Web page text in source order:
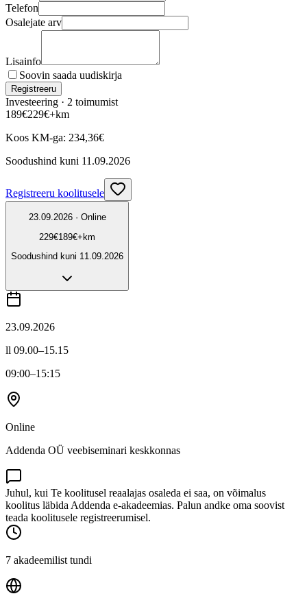
Telefon
Osalejate arv
Lisainfo
Soovin saada uudiskirja
Registreeru
Investeering · 2 toimumist
189€229€+km
Koos KM-ga: 234,36€
Soodushind kuni 11.09.2026
Registreeru koolitusele
23.09.2026 · Online
229€189€+km
Soodushind kuni 11.09.2026
23.09.2026
ll 09.00–15.15
09:00–15:15
Online
Addenda OÜ veebiseminari keskkonnas
Juhul, kui Te koolitusel reaalajas osaleda ei saa, on võimalus
koolitus läbida Addenda e-akadeemias. Palun andke oma soovist
teada koolitusele registreerumisel.
7 akadeemilist tundi